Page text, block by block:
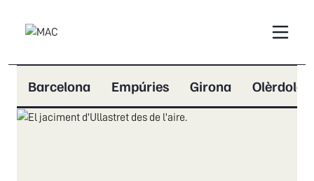
Barcelona Empúries Girona Olèrdola